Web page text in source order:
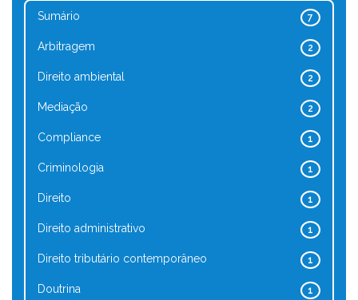
7
Sumário
2
Arbitragem
2
Direito ambiental
2
Mediação
1
Compliance
1
Criminologia
1
Direito
1
Direito administrativo
1
Direito tributário contemporâneo
1
Doutrina